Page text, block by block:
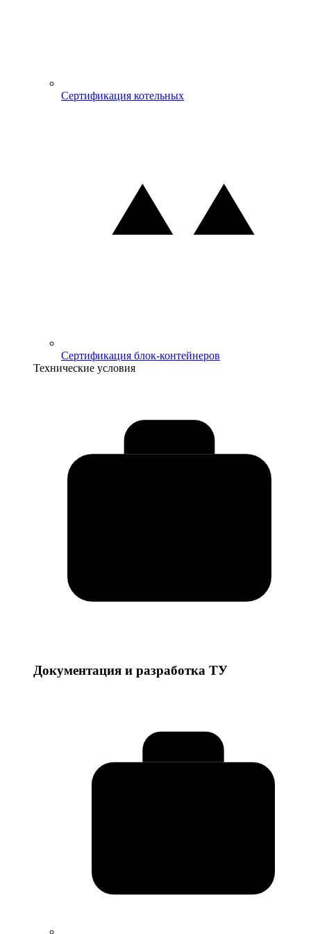
Сертификация котельных
Сертификация блок-контейнеров
Технические условия
Документация и разработка ТУ